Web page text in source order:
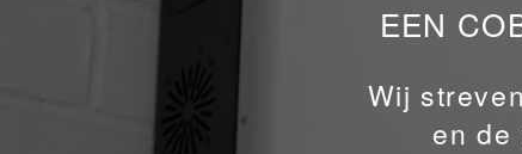
EEN
Wij
en de